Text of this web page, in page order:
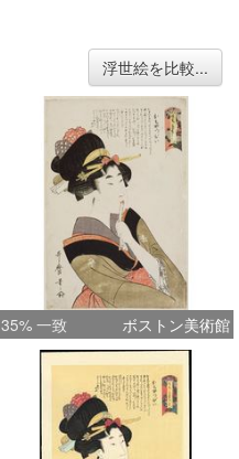
浮世絵を比較...
35% 一致 ボストン美術館